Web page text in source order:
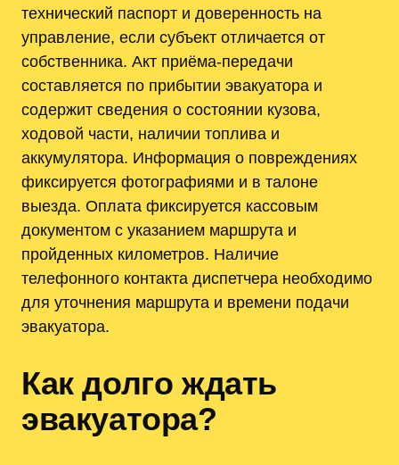
технический паспорт и доверенность на
управление, если субъект отличается от
собственника. Акт приёма-передачи
составляется по прибытии эвакуатора и
содержит сведения о состоянии кузова,
ходовой части, наличии топлива и
аккумулятора. Информация о повреждениях
фиксируется фотографиями и в талоне
выезда. Оплата фиксируется кассовым
документом с указанием маршрута и
пройденных километров. Наличие
телефонного контакта диспетчера необходимо
для уточнения маршрута и времени подачи
эвакуатора.
Как долго ждать
эвакуатора?